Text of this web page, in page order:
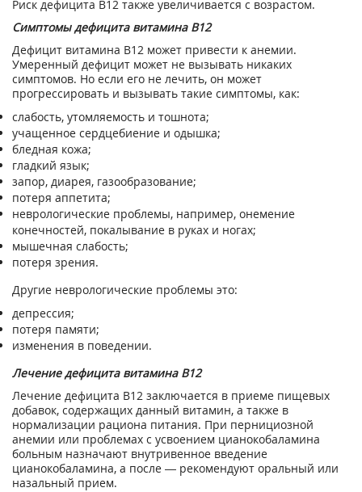
Риск дефицита B12 также увеличивается с возрастом.
Симптомы дефицита витамина B12
Дефицит витамина B12 может привести к анемии.
Умеренный дефицит может не вызывать никаких
симптомов. Но если его не лечить, он может
прогрессировать и вызывать такие симптомы, как:
слабость, утомляемость и тошнота;
учащенное сердцебиение и одышка;
бледная кожа;
гладкий язык;
запор, диарея, газообразование;
потеря аппетита;
неврологические проблемы, например, онемение
конечностей, покалывание в руках и ногах;
мышечная слабость;
потеря зрения.
Другие неврологические проблемы это:
депрессия;
потеря памяти;
изменения в поведении.
Лечение дефицита витамина B12
Лечение дефицита В12 заключается в приеме пищевых
добавок, содержащих данный витамин, а также в
нормализации рациона питания. При пернициозной
анемии или проблемах с усвоением цианокобаламина
больным назначают внутривенное введение
цианокобаламина, а после — рекомендуют оральный или
назальный прием.